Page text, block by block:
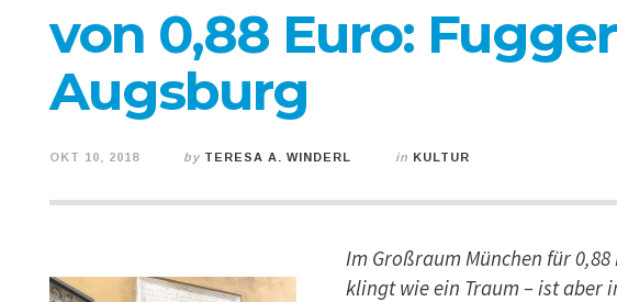
von 0,88 Euro:
Augsburg
OKT 10, 2018 by TERESA A. WINDERL in KULTUR
Im Großraum München für
klingt wie ein Traum – ist aber